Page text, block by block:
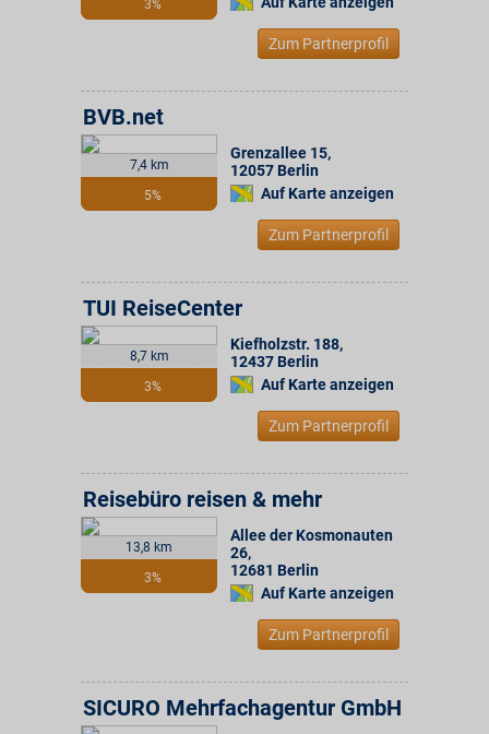
3%
Zum Partnerprofil
7,4 km
5%
BVB.net
Grenzallee 15,
12057 Berlin
Auf Karte anzeigen
Zum Partnerprofil
8,7 km
3%
TUI ReiseCenter
Kiefholzstr. 188,
12437 Berlin
Auf Karte anzeigen
Zum Partnerprofil
13,8 km
3%
Reisebüro reisen & mehr
Allee der Kosmonauten
26,
12681 Berlin
Auf Karte anzeigen
Zum Partnerprofil
SICURO Mehrfachagentur GmbH